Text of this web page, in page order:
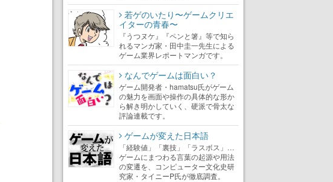
若ゲのいたり〜ゲームクリエ
イターの青春〜
『うつヌケ』『ペンと箸』等で知ら
れるマンガ家・田中圭一先生による
ゲーム業界レポートマンガです。
なんでゲームは面白い？
ゲーム開発者・hamatsu氏がゲーム
の魅力を画面や操作の具体的な形か
ら解き明かしていく、硬派で骨太な
評論連載です。
ゲームが変えた日本語
「経験値」「裏技」「ラスボス」…
ゲームにまつわる言葉の起源や用法
の変遷を、コンピューター文化史研
究家・タイニーP氏が徹底調査。